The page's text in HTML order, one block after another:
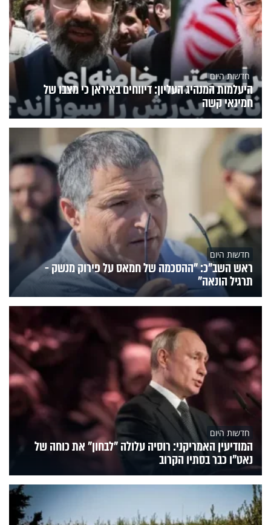
חדשות היום
היעלמות המנהיג העליון: דיווחים באיראן כי מצבו של
חמינאי קשה
חדשות היום
ראש השב"כ: "ההסכמה של חמאס על פירוק מנשק -
תרגיל הונאה"
חדשות היום
המודיעין האמריקני: רוסיה עלולה "לבחון" את כוחה של
נאט"ו כבר בסתיו הקרוב